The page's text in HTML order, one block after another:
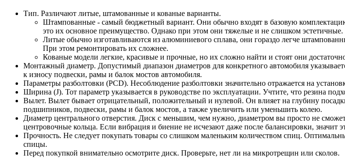
Тип. Различают литые, штамованные и кованые варианты.
Штампованные - самый бюджетный вариант. Они обычно входят в базовую
это их основное преимущество. Однако при этом они тяжелые и не слишком эстетичные.
Литые обычно изготавливаются из алюминиевого сплава, они гораздо легче
При этом ремонтировать их сложнее.
Кованые модели легкие, красивые и прочные, но их сложно найти и стоят они
Монтажный диаметр. Допустимый диапазон диаметров для конкретного автомобиля
к износу подвески, рамы и балок мостов автомобиля.
Параметры разболтовки (PCD). Несоблюдение разболтовки значительно отражается на
Ширина (J). Тот параметр указывается в руководстве по эксплуатации. Учтите, что резина
Вылет. Вылет бывает отрицательный, положительный и нулевой. Он влияет на глубину
подшипников, подвески, рамы и балок мостов, а также увеличить или уменьшить колею.
Диаметр центрального отверстия. Диск с меньшим, чем нужно, диаметром вы просто не
центровочные кольца. Если вибрация и биение не исчезают даже после балансировки, значит
Прочность. Не следует покупать товары со слишком маленьким количеством спиц.
спицы.
Перед покупкой внимательно осмотрите диск. Проверьте, нет ли на микротрещин или сколов.